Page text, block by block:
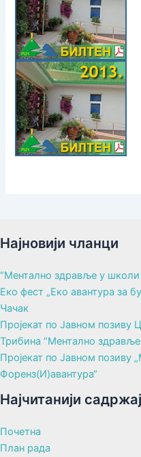
Најновији чланци
“Ментално здравље у школи
Еко фест „Еко авантура за
Чачак
Пројекат по Јавном позиву
Трибина “Ментално
Пројекат по Јавном позиву
Форенз(И)авантура“
Најчитанији садржај
Почетна
План рада